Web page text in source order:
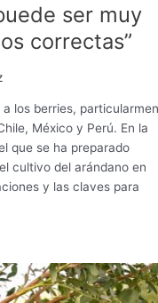
ser muy
correctas”
los berries,
México y Perú. En la
que se ha preparado
cultivo del arándano en
y las claves para